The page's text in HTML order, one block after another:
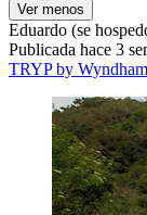
Ver menos
Eduardo (se
Publicada hace 3
TRYP by